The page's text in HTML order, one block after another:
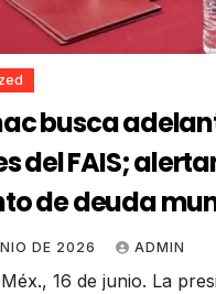
busca
del FAIS;
de deuda
DE 2026 ADMIN
16 de junio. La